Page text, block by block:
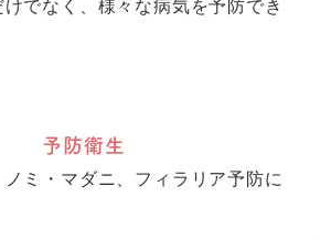
でなく、様々な病気を予防でき
予防衛生
ミ・マダニ、フィラリア予防に